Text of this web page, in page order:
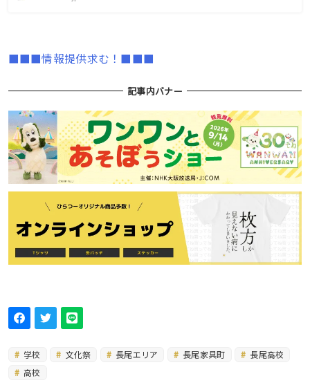
■■■情報提供求む！■■■
記事内バナー
学校 文化祭 長尾エリア 長尾家具町
長尾高校
高校